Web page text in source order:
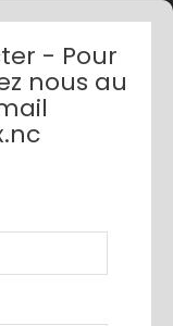
- Pour
nous au